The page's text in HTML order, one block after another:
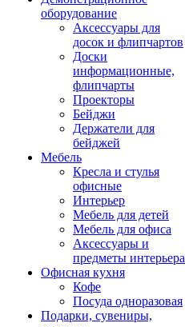
оборудование
Аксессуары для
досок и флипчартов
Доски
информационные,
флипчарты
Проекторы
Бейджи
Держатели для
бейджей
Мебель
Кресла и стулья
офисные
Интерьер
Мебель для детей
Мебель для офиса
Аксессуары и
предметы интерьера
Офисная кухня
Кофе
Посуда одноразовая
Подарки, сувениры,